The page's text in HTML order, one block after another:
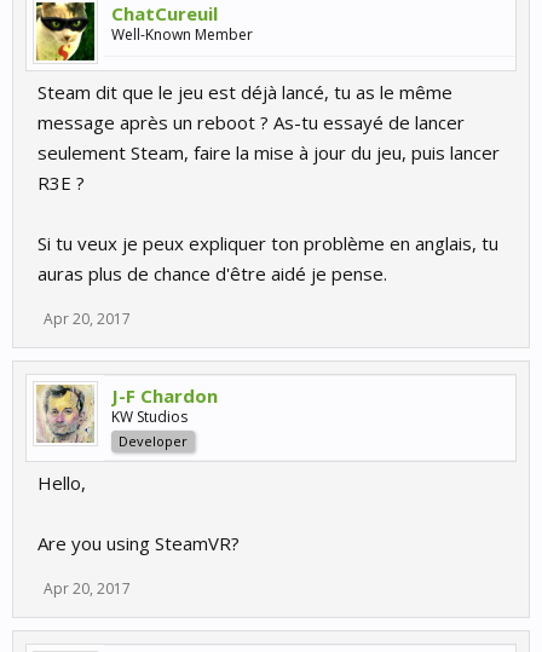
ChatCureuil
Well-Known Member
Steam dit que le jeu est déjà lancé, tu as le même
message après un reboot ? As-tu essayé de lancer
seulement Steam, faire la mise à jour du jeu, puis lancer
R3E ?
Si tu veux je peux expliquer ton problème en anglais, tu
auras plus de chance d'être aidé je pense.
Apr 20, 2017
J-F Chardon
KW Studios
Developer
Hello,
Are you using SteamVR?
Apr 20, 2017